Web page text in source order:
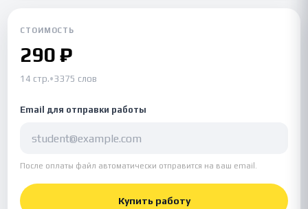
СТОИМОСТЬ
290 ₽
14 стр.•3375 слов
Email для отправки работы
После оплаты файл автоматически отправится на ваш email.
Купить работу